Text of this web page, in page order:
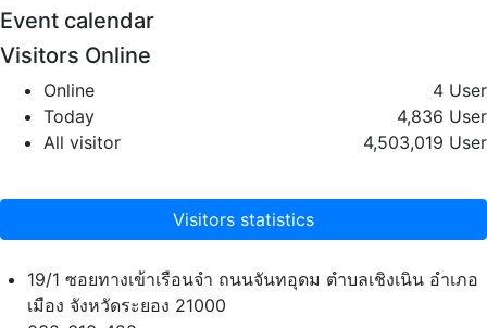
Event calendar
Visitors Online
Online
4 User
Today
4,836 User
All visitor
4,503,019 User
Visitors statistics
19/1 ซอยทางเข้าเรือนจำ ถนนจันทอุดม ตำบลเชิงเนิน อำเภอ
เมือง จังหวัดระยอง 21000